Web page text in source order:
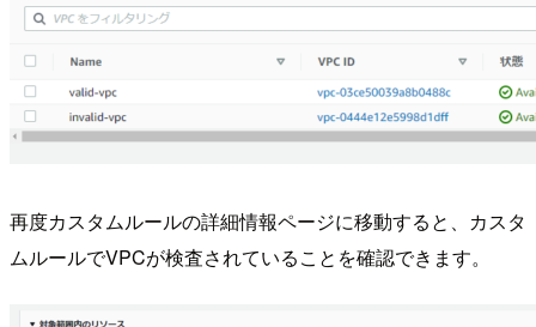
再度カスタムルールの詳細情報ページに移動すると、カスタ
ムルールでVPCが検査されていることを確認できます。